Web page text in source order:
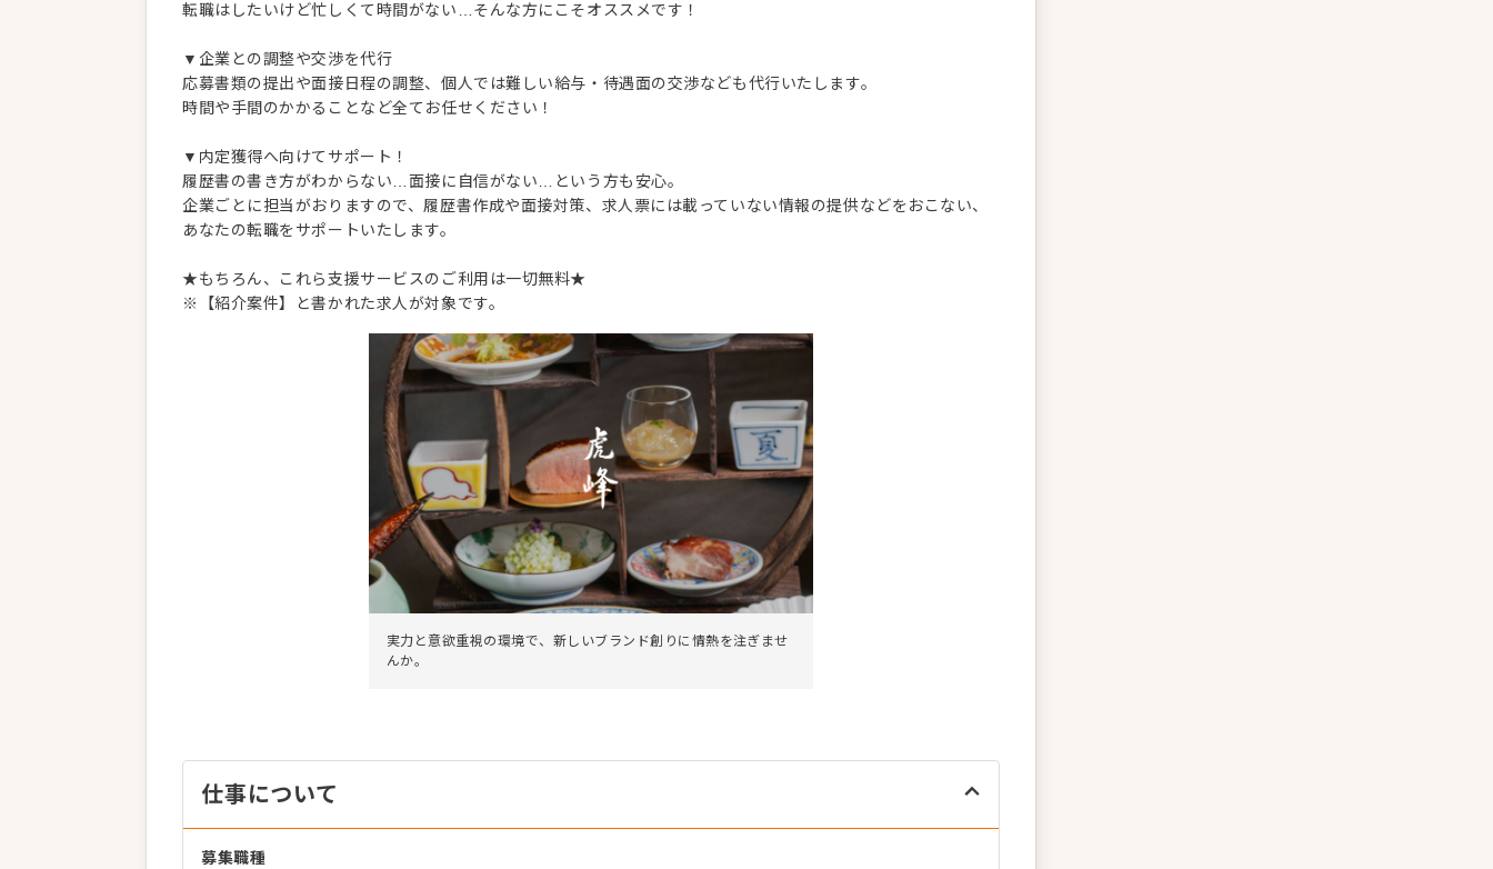
転職はしたいけど忙しくて時間がない…そんな方にこそオススメです！
▼企業との調整や交渉を代行
応募書類の提出や面接日程の調整、個人では難しい給与・待遇面の交渉なども代行いたします。
時間や手間のかかることなど全てお任せください！
▼内定獲得へ向けてサポート！
履歴書の書き方がわからない…面接に自信がない…という方も安心。
企業ごとに担当がおりますので、履歴書作成や面接対策、求人票には載っていない情報の提供などをおこない、
あなたの転職をサポートいたします。
★もちろん、これら支援サービスのご利用は一切無料★
※【紹介案件】と書かれた求人が対象です。
実力と意欲重視の環境で、新しいブランド創りに情熱を注ぎませ
んか。
仕事について
募集職種